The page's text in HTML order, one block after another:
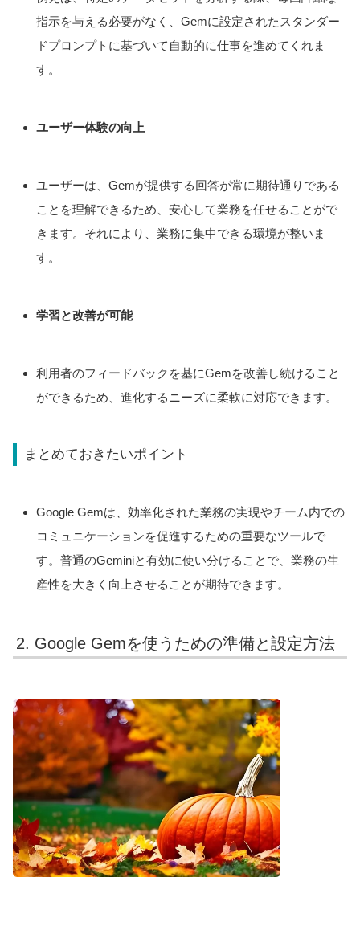
指示を与える必要がなく、Gemに設定されたスタンダー
ドプロンプトに基づいて自動的に仕事を進めてくれま
す。
ユーザー体験の向上
ユーザーは、Gemが提供する回答が常に期待通りである
ことを理解できるため、安心して業務を任せることがで
きます。それにより、業務に集中できる環境が整いま
す。
学習と改善が可能
利用者のフィードバックを基にGemを改善し続けること
ができるため、進化するニーズに柔軟に対応できます。
まとめておきたいポイント
Google Gemは、効率化された業務の実現やチーム内での
コミュニケーションを促進するための重要なツールで
す。普通のGeminiと有効に使い分けることで、業務の生
産性を大きく向上させることが期待できます。
2. Google Gemを使うための準備と設定方法